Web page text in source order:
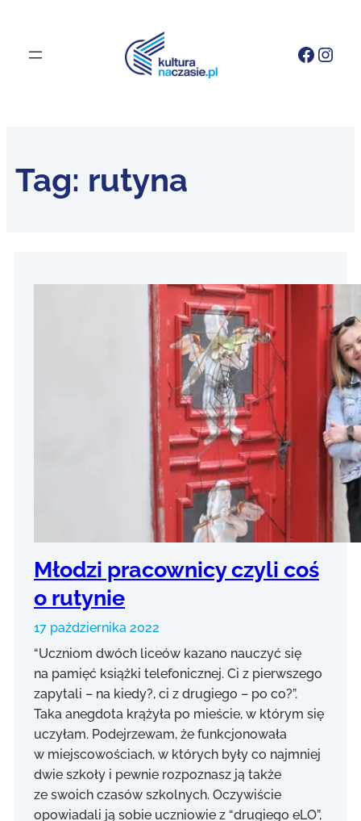
Tag: rutyna
Młodzi pracownicy czyli coś
o rutynie
17 października 2022
“Uczniom dwóch liceów kazano nauczyć się
na pamięć książki telefonicznej. Ci z pierwszego
zapytali – na kiedy?, ci z drugiego – po co?”.
Taka anegdota krążyła po mieście, w którym się
uczyłam. Podejrzewam, że funkcjonowała
w miejscowościach, w których były co najmniej
dwie szkoły i pewnie rozpoznasz ją także
ze swoich czasów szkolnych. Oczywiście
opowiadali ją sobie uczniowie z “drugiego eLO”,